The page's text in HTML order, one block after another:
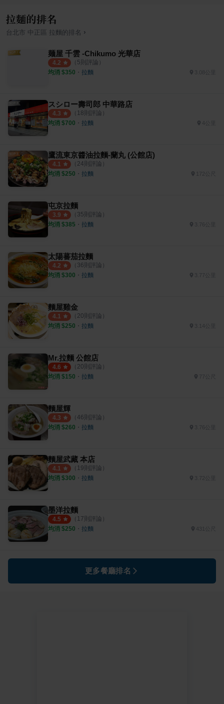
拉麵的排名
台北市 中正區 拉麵的排名 ›
麺屋 千雲 -Chikumo 光華店
4.2 （ 5則評論）
均消 $350 ・ 拉麵
スシロー壽司郎 中華路店
4.3 （ 18則評論）
均消 $700 ・ 拉麵 4公里
鷹流東京醬油拉麵-蘭丸 (公館店)
4.1 （ 24則評論）
均消 $250 ・ 拉麵
屯京拉麵
3.9 （ 35則評論）
均消 $385 ・ 拉麵
太陽蕃茄拉麵
4.2 （ 36則評論）
均消 $300 ・ 拉麵
麵屋雞金
4.1 （ 20則評論）
均消 $250 ・ 拉麵 3.14公里
Mr.拉麵 公館店
4.6 （ 20則評論）
均消 $150 ・ 拉麵
麵屋輝
4.3 （ 46則評論）
均消 $260 ・ 拉麵
麵屋武藏 本店
4.1 （ 19則評論）
均消 $300 ・ 拉麵
墨洋拉麵
4.5 （ 17則評論）
均消 $250 ・ 拉麵 431公尺
更多餐廳排名